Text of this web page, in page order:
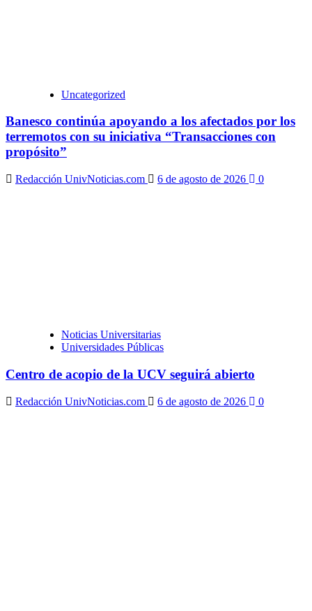
Uncategorized
Banesco continúa apoyando a los afectados por los
terremotos con su iniciativa “Transacciones con
propósito”
Redacción UnivNoticias.com 6 de agosto de 2026 0
Noticias Universitarias
Universidades Públicas
Centro de acopio de la UCV seguirá abierto
Redacción UnivNoticias.com 6 de agosto de 2026 0